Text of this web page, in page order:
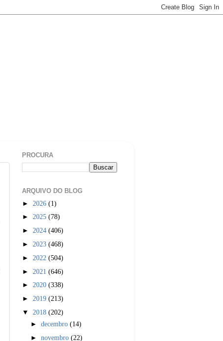
PROCURA
ARQUIVO DO BLOG
► 2026 (1)
► 2025 (78)
► 2024 (406)
► 2023 (468)
► 2022 (504)
► 2021 (646)
► 2020 (338)
► 2019 (213)
▼ 2018 (202)
►decembro(14)
►novembro(22)